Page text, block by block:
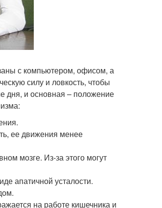
с компьютером, офисом, а
силу и ловкость, чтобы
дня, и основная – положение
ее движения менее
мозге. Из-за этого могут
апатичной усталости.
на работе кишечника и